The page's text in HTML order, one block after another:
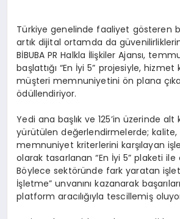
Türkiye genelinde faaliyet gösteren
artık dijital ortamda da
BİBUBA PR Halkla İlişkiler Ajansı,
başlattığı “En İyi 5” projesiyle, hizmet
müşteri memnuniyetini ön plana
ödüllendiriyor.
Yedi ana başlık ve 125’in üzerinde
yürütülen değerlendirmelerde;
memnuniyet kriterlerini karşılayan
olarak tasarlanan “En İyi 5” plaketi ile
Böylece sektöründe fark yaratan
İşletme” unvanını kazanarak
platform aracılığıyla tescillemiş